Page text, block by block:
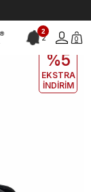
2
2 0
EKLE5
%5
EKSTRA
İNDİRİM